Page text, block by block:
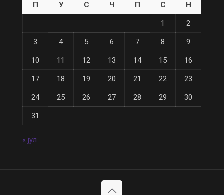
П У С Ч П С Н
1 2
3 4 5 6 7 8 9
10 11 12 13 14 15 16
17 18 19 20 21 22 23
24 25 26 27 28 29 30
31
« јул